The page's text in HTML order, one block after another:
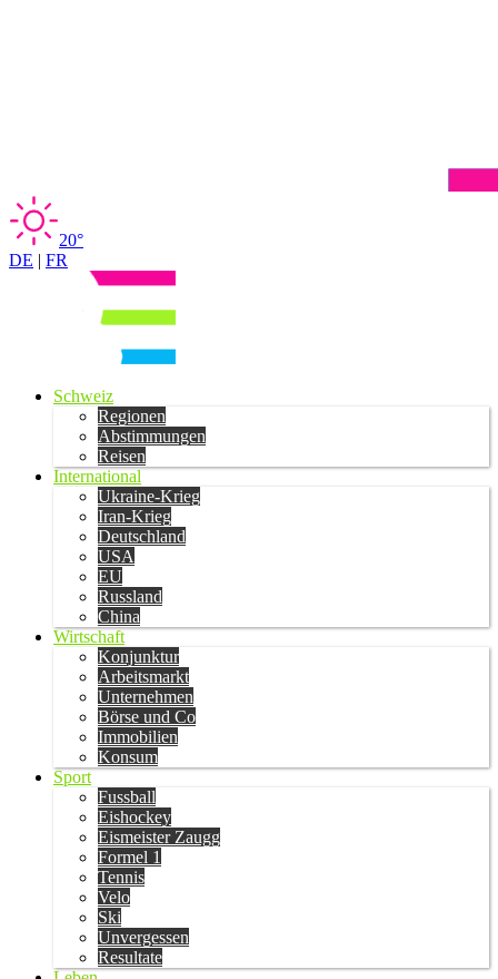
20°
DE | FR
Schweiz
Regionen
Abstimmungen
Reisen
International
Ukraine-Krieg
Iran-Krieg
Deutschland
USA
EU
Russland
China
Wirtschaft
Konjunktur
Arbeitsmarkt
Unternehmen
Börse und Co
Immobilien
Konsum
Sport
Fussball
Eishockey
Eismeister Zaugg
Formel 1
Tennis
Velo
Ski
Unvergessen
Resultate